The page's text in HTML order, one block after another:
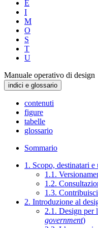
E
I
M
O
S
T
U
Manuale operativo di design
indici e glossario
contenuti
figure
tabelle
glossario
Sommario
1. Scopo, destinatari
1.1.
1.2.
1.3.
2. Introduzione al
2.1. Design per
government)